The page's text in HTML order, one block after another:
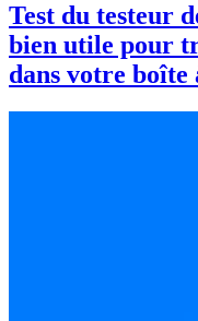
Test du testeur
bien utile pour
dans votre boîte